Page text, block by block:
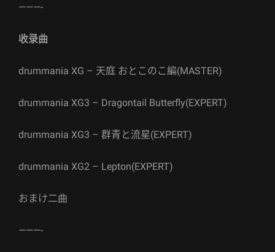
———-
收录曲
drummania XG – 天庭 おとこのこ編(MASTER)
drummania XG3 – Dragontail Butterfly(EXPERT)
drummania XG3 – 群青と流星(EXPERT)
drummania XG2 – Lepton(EXPERT)
おまけ二曲
———-